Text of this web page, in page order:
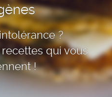
?
qui vous
!